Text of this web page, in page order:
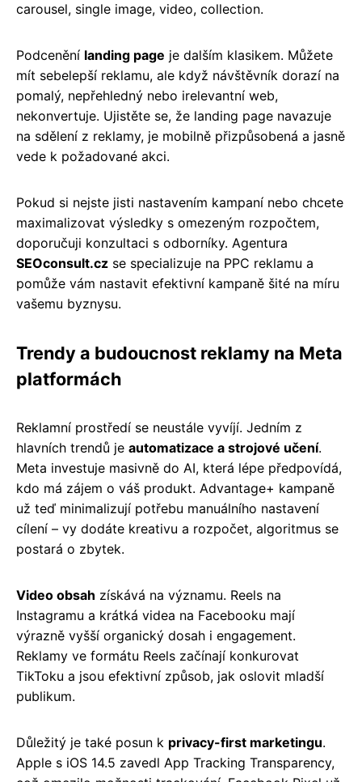
carousel, single image, video, collection.
Podcenění landing page je dalším klasikem. Můžete
mít sebelepší reklamu, ale když návštěvník dorazí na
pomalý, nepřehledný nebo irelevantní web,
nekonvertuje. Ujistěte se, že landing page navazuje
na sdělení z reklamy, je mobilně přizpůsobená a jasně
vede k požadované akci.
Pokud si nejste jisti nastavením kampaní nebo chcete
maximalizovat výsledky s omezeným rozpočtem,
doporučuji konzultaci s odborníky. Agentura
SEOconsult.cz se specializuje na PPC reklamu a
pomůže vám nastavit efektivní kampaně šité na míru
vašemu byznysu.
Trendy a budoucnost reklamy na Meta
platformách
Reklamní prostředí se neustále vyvíjí. Jedním z
hlavních trendů je automatizace a strojové učení.
Meta investuje masivně do AI, která lépe předpovídá,
kdo má zájem o váš produkt. Advantage+ kampaně
už teď minimalizují potřebu manuálního nastavení
cílení – vy dodáte kreativu a rozpočet, algoritmus se
postará o zbytek.
Video obsah získává na významu. Reels na
Instagramu a krátká videa na Facebooku mají
výrazně vyšší organický dosah i engagement.
Reklamy ve formátu Reels začínají konkurovat
TikToku a jsou efektivní způsob, jak oslovit mladší
publikum.
Důležitý je také posun k privacy-first marketingu.
Apple s iOS 14.5 zavedl App Tracking Transparency,